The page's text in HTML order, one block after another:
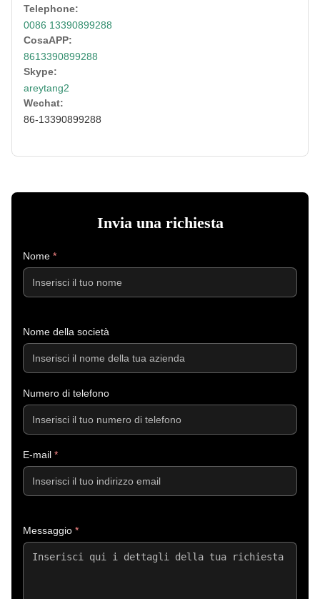
Telephone:
0086 13390899288
CosaAPP:
8613390899288
Skype:
areytang2
Wechat:
86-13390899288
Invia una richiesta
Nome *
Nome della società
Numero di telefono
E-mail *
Messaggio *